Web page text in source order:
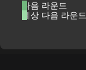
다음 라운드
예상 다음 라운드